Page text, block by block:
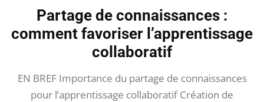
Partage de connaissances :
comment favoriser l’apprentissage
collaboratif
EN BREF Importance du partage de connaissances
pour l’apprentissage collaboratif Création de